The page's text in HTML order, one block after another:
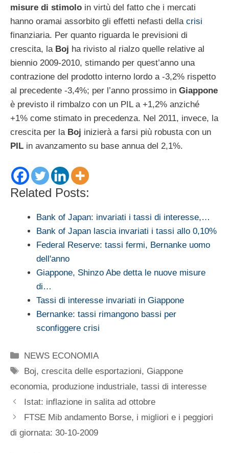
misure di stimolo in virtù del fatto che i mercati
hanno oramai assorbito gli effetti nefasti della crisi
finanziaria. Per quanto riguarda le previsioni di
crescita, laBoj ha rivisto al rialzo quelle relative al
biennio 2009-2010, stimando per quest’anno una
contrazione del prodotto interno lordo a -3,2% rispetto
al precedente -3,4%; per l’anno prossimo in Giappone
è previsto il rimbalzo con un PIL a +1,2% anziché
+1% come stimato in precedenza. Nel 2011, invece, la
crescita per la Boj inizierà a farsi più robusta con un
PIL in avanzamento su base annua del 2,1%.
Related Posts:
Bank of Japan: invariati i tassi di interesse,…
Bank of Japan lascia invariati i tassi allo 0,10%
Federal Reserve: tassi fermi, Bernanke uomo
dell'anno
Giappone, Shinzo Abe detta le nuove misure
di…
Tassi di interesse invariati in Giappone
Bernanke: tassi rimangono bassi per
sconfiggere crisi
Categorie
NEWS ECONOMIA
Tag
Boj,crescita delle esportazioni, Giappone
economia, produzione industriale, tassi di interesse
Istat: inflazione in salita ad ottobre
FTSE Mib andamento Borse, i migliori e i peggiori
di giornata: 30-10-2009